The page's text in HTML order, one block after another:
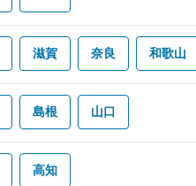
滋賀 奈良 和歌山
島根 山口
高知